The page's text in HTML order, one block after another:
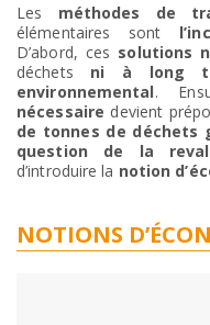
Les méthodes de
élémentaires sont
D’abord, ces solutions
déchets ni à long
environnemental.
nécessaire devient
de tonnes de déchets
question de la
d’introduire la notion
NOTIONS